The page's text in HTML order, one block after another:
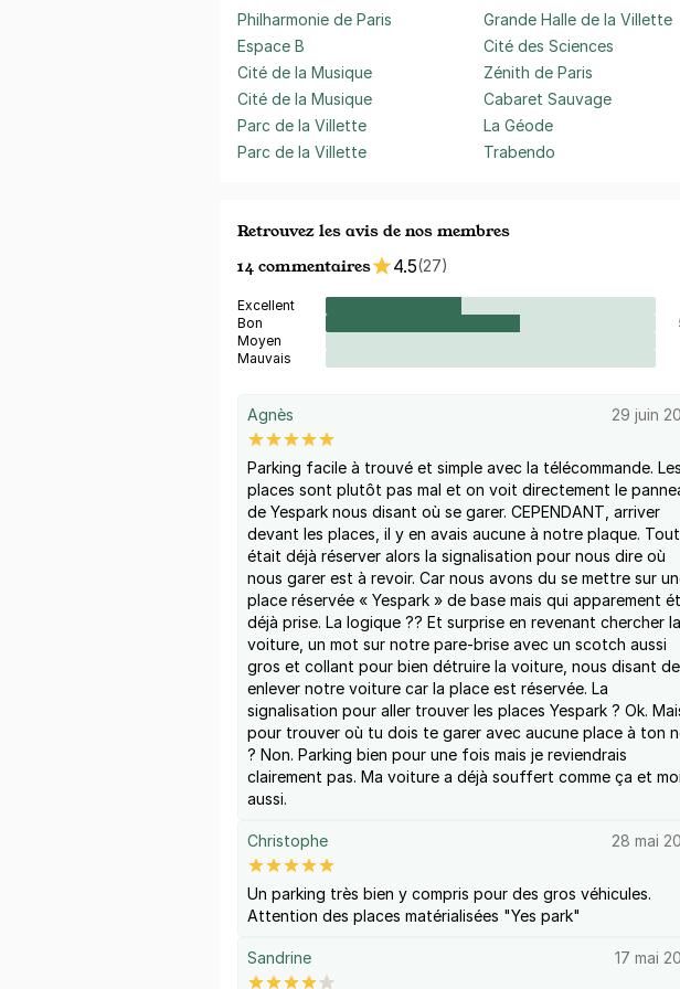
Philharmonie de Paris
Espace B
Cité de la Musique
Cité de la Musique
Parc de la Villette
Parc de la Villette
Grande Halle de la Villette
Cité des Sciences
Zénith de Paris
Cabaret Sauvage
La Géode
Trabendo
Retrouvez les avis de nos membres
14 commentaires
4.5(27)
Excellent
Bon
Moyen
Mauvais
Agnès 29 juin
Parking facile à trouvé et simple avec la télécommande. Les
places sont plutôt pas mal et on voit directement le
de Yespark nous disant où se garer. CEPENDANT, arriver
devant les places, il y en avais aucune à notre plaque. Tout
était déjà réserver alors la signalisation pour nous dire où
nous garer est à revoir. Car nous avons du se mettre sur
place réservée « Yespark » de base mais qui apparement
déjà prise. La logique ?? Et surprise en revenant chercher la
voiture, un mot sur notre pare-brise avec un scotch aussi
gros et collant pour bien détruire la voiture, nous disant de
enlever notre voiture car la place est réservée. La
signalisation pour aller trouver les places Yespark ? Ok.
pour trouver où tu dois te garer avec aucune place à ton
? Non. Parking bien pour une fois mais je reviendrais
clairement pas. Ma voiture a déjà souffert comme ça et moi
aussi.
Christophe 28 mai
Un parking très bien y compris pour des gros véhicules.
Attention des places matérialisées "Yes park"
Sandrine 17 mai